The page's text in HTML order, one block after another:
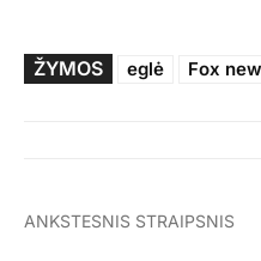
ŽYMOS eglė Fox
ANKSTESNIS STRAIPSNIS